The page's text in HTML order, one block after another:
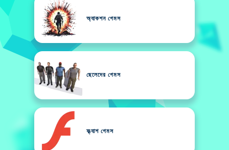
অ্যাকশন গেমস
ছেলেদের গেমস
ফ্ল্যাশ গেমস